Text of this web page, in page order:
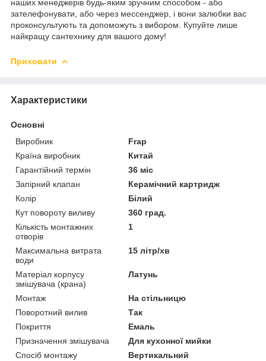
наших менеджерів будь-яким зручним способом - або
зателефонувати, або через мессенджер, і вони залюбки вас
проконсультують та допоможуть з вибором. Купуйте лише
найкращу сантехнику для вашого дому!
Приховати
Характеристики
Основні
Виробник
Frap
Країна виробник
Китай
Гарантійний термін
36 міс
Запірний клапан
Керамічний картридж
Колір
Білий
Кут повороту виливу
360 град.
Кількість монтажних
отворів
1
Максимальна витрата
води
15 літр/хв
Матеріал корпусу
змішувача (крана)
Латунь
Монтаж
На стільницю
Поворотний вилив
Так
Покриття
Емаль
Призначення змішувача
Для кухонної мийки
Спосіб монтажу
Вертикальний